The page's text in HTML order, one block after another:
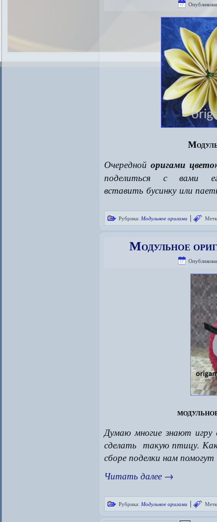
Очередной оригами цвето
поделиться с вами
вставить бусинку или
Рубрика: Модульное оригами |
Модульное
Думаю многие знают
сделать такую птицу.
сборе поделки нам помогут
Читать далее →
Рубрика: Модульное оригами |